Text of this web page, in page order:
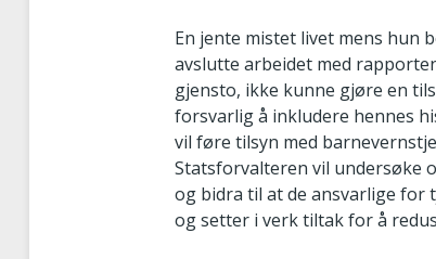
En jente mistet livet mens hun
avslutte arbeidet med
gjensto, ikke kunne gjøre en
forsvarlig å inkludere hennes
vil føre tilsyn med
Statsforvalteren vil undersøke
og bidra til at de ansvarlige
og setter i verk tiltak for å